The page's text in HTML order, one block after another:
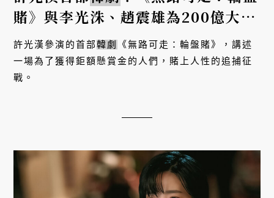
賭》與李光洙、趙震雄為200億大開
殺戒！
許光漢參演的首部韓劇
《無路可走：輪盤賭》，講述
一場為了獲得鉅額懸賞金的人們，賭上人性的追捕征
戰。